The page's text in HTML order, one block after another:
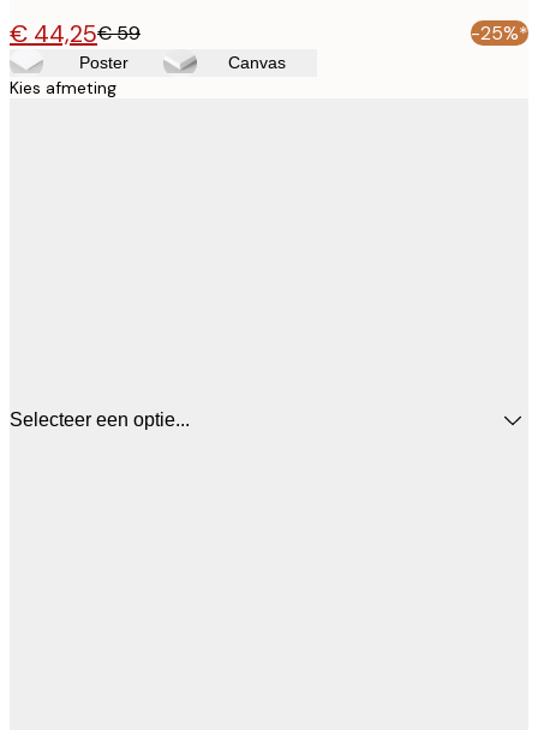
€ 44,25€ 59 -25%*
Poster Canvas
Kies afmeting
Selecteer een optie...